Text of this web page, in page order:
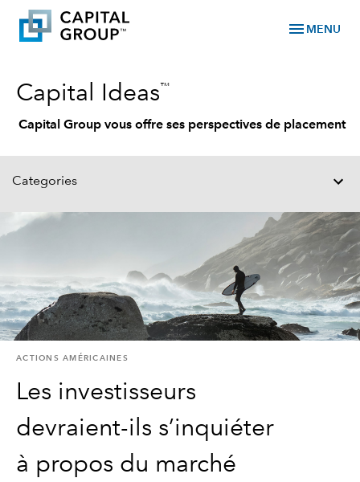
menu MENU
Capital Ideas™
Capital Group vous offre ses perspectives de placement
Categories
ACTIONS AMÉRICAINES
Les investisseurs
devraient-ils s’inquiéter
à propos du marché